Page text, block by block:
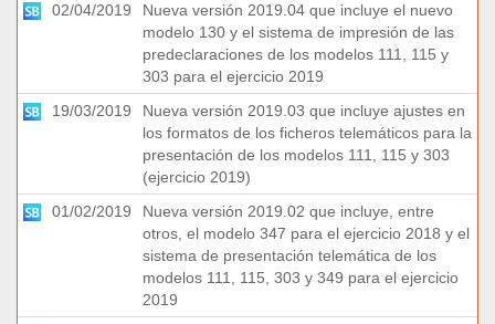
02/04/2019
Nueva versión 2019.04 que incluye el nuevo
modelo 130 y el sistema de impresión de las
predeclaraciones de los modelos 111, 115 y
303 para el ejercicio 2019
19/03/2019
Nueva versión 2019.03 que incluye ajustes en
los formatos de los ficheros telemáticos para la
presentación de los modelos 111, 115 y 303
(ejercicio 2019)
01/02/2019
Nueva versión 2019.02 que incluye, entre
otros, el modelo 347 para el ejercicio 2018 y el
sistema de presentación telemática de los
modelos 111, 115, 303 y 349 para el ejercicio
2019